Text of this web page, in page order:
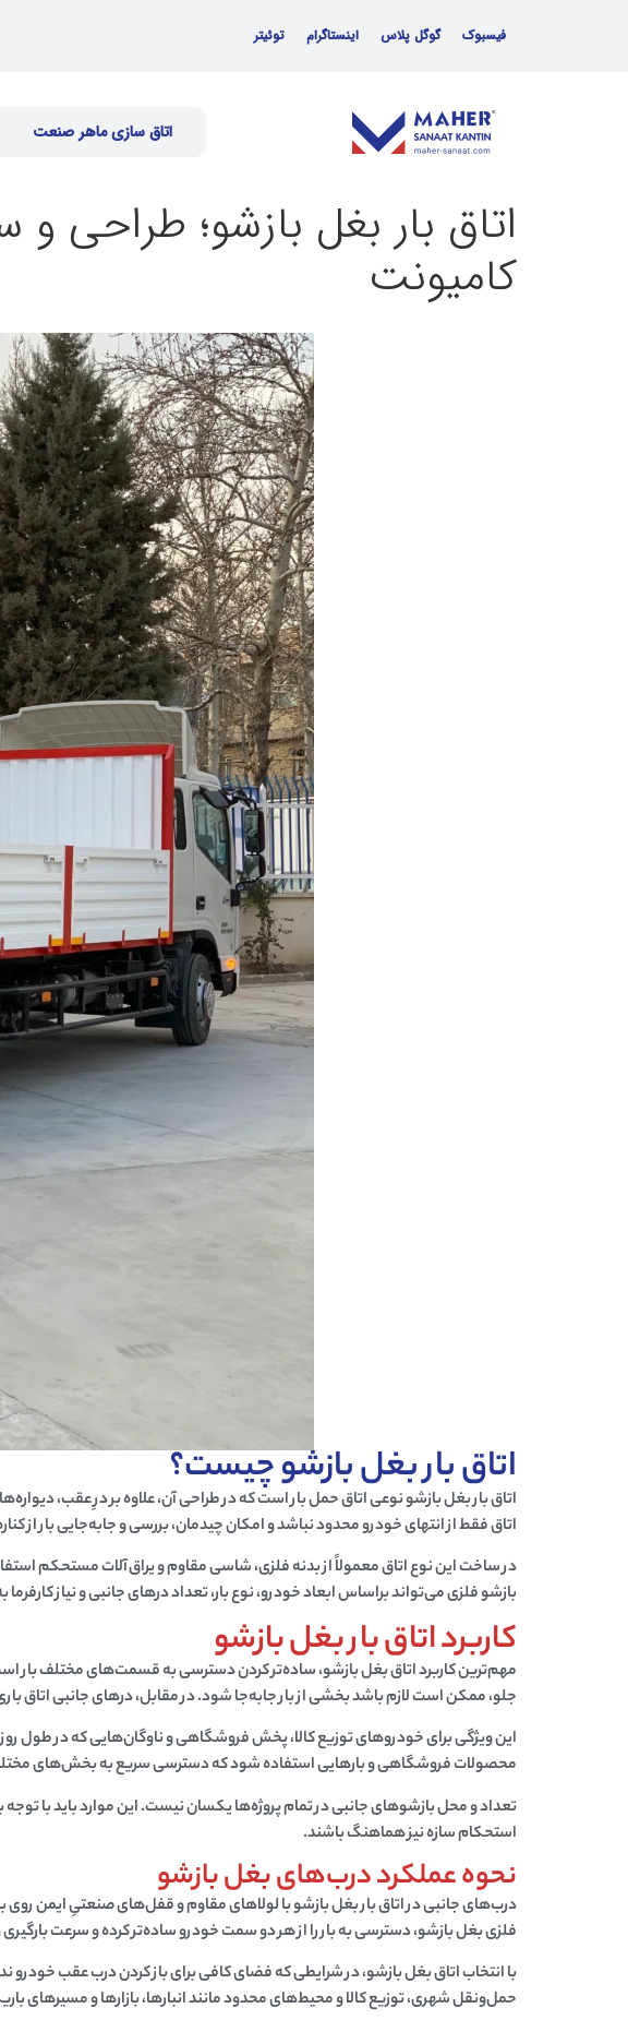
فیسبوک گوگل پلاس اینستاگرام توئیتر
اتاق سازی ماهر صنعت
اتاق بار بغل بازشو؛ طراحی
کامیونت
اتاق بار بغل بازشو چیست؟
اتاق بار بغل بازشونوعی اتاق حمل بار است که در طراحی آن، علاوه بر درِ عقب،
اتاق فقط از انتهای خودرو محدود نباشد و امکان چیدمان، بررسی و جابه‌جایی بار از
در ساخت این نوع اتاق معمولاً از بدنهفلزی، شاسی مقاوم و یراق‌آلات مستحکم
بازشو فلزیمی‌تواند براساس ابعاد خودرو، نوع بار، تعداد درهای جانبی و نیاز
کاربرد اتاق بار بغل بازشو
مهم‌ترینکاربرد اتاق بغل بازشو، ساده‌تر کردن دسترسی به قسمت‌های مختلف بار
جلو، ممکن است لازم باشد بخشی از بار جابه‌جا شود. در مقابل، درهای جانبی اتاق
این ویژگی برای خودروهای توزیع کالا، پخش فروشگاهی و ناوگان‌هایی که در طول
محصولات فروشگاهی و بارهایی استفاده شود که دسترسی سریع به بخش‌های
تعداد و محل بازشوهای جانبی در تمام پروژه‌ها یکسان نیست. این موارد باید با
استحکام سازه نیز هماهنگ باشند.
نحوه عملکرد درب‌های بغل بازشو
درب‌های جانبی دراتاق بار بغل بازشوبا لولاهای مقاوم و قفل‌های صنعتیِ ایمن روی
فلزی بغل بازشو، دسترسی به بار را از هر دو سمت خودرو ساده‌تر کرده و سرعت
با انتخاباتاق بغل بازشو، در شرایطی که فضای کافی برای باز کردن درب عقب خودرو
حمل‌ونقل شهری، توزیع کالا و محیط‌های محدود مانند انبارها، بازارها و مسیرهای